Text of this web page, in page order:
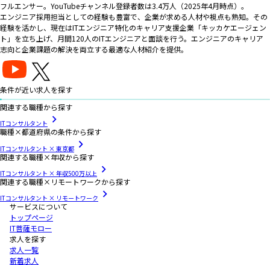
フルエンサー。YouTubeチャンネル登録者数は3.4万人（2025年4月時点）。
エンジニア採用担当としての経験も豊富で、企業が求める人材や視点も熟知。その
経験を活かし、現在はITエンジニア特化のキャリア支援企業「キッカケエージェン
ト」を立ち上げ、月間120人のITエンジニアと面談を行う。エンジニアのキャリア
志向と企業課題の解決を両立する最適な人材紹介を提供。
条件が近い求人を探す
関連する職種から探す
ITコンサルタント
職種×都道府県の条件から探す
ITコンサルタント × 東京都
関連する職種×年収から探す
ITコンサルタント × 年収500万以上
関連する職種×リモートワークから探す
ITコンサルタント × リモートワーク
サービスについて
トップページ
IT菩薩モロー
求人を探す
求人一覧
新着求人